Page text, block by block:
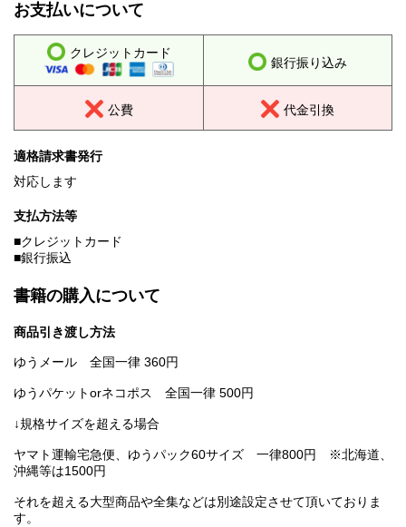
お支払いについて
クレジットカード
銀行振り込み
公費 代金引換
適格請求書発行
対応します
支払方法等
■クレジットカード
■銀行振込
書籍の購入について
商品引き渡し方法
ゆうメール 全国一律 360円
ゆうパケットorネコポス 全国一律 500円
↓規格サイズを超える場合
ヤマト運輸宅急便、ゆうパック60サイズ 一律800円 ※北海道、
沖縄等は1500円
それを超える大型商品や全集などは別途設定させて頂いておりま
す。